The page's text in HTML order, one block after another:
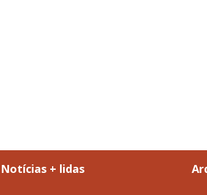
Notícias + lidas